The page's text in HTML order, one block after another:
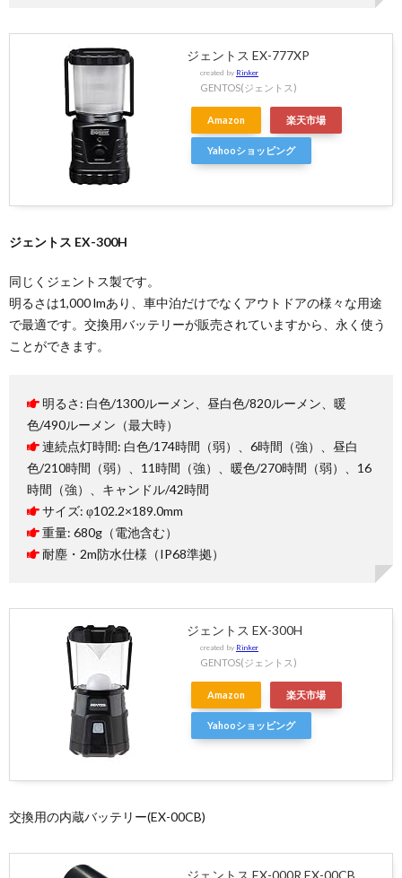
ジェントス EX-777XP
created by Rinker
GENTOS(ジェントス)
Amazon 楽天市場
Yahooショッピング
ジェントス EX-300H
同じくジェントス製です。
明るさは1,000 lmあり、車中泊だけでなくアウトドアの様々な用途
で最適です。交換用バッテリーが販売されていますから、永く使う
ことができます。
明るさ: 白色/1300ルーメン、昼白色/820ルーメン、暖
色/490ルーメン（最大時）
連続点灯時間: 白色/174時間（弱）、6時間（強）、昼白
色/210時間（弱）、11時間（強）、暖色/270時間（弱）、16
時間（強）、キャンドル/42時間
サイズ: φ102.2×189.0mm
重量: 680g（電池含む）
耐塵・2m防水仕様（IP68準拠）
ジェントス EX-300H
created by Rinker
GENTOS(ジェントス)
Amazon 楽天市場
Yahooショッピング
交換用の内蔵バッテリー(EX-00CB)
ジェントス EX-000R EX-00CB